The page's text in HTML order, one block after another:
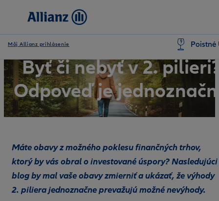
Môj Allianz prihlásenie Poistné
Byť či nebyť v 2.
Odpoveď je
Máte obavy z možného poklesu finančných trhov,
ktorý by vás obral o investované úspory? Nasledujúci
blog by mal vaše obavy zmierniť a ukázať, že výhody
2. piliera jednoznačne prevažujú možné nevýhody.